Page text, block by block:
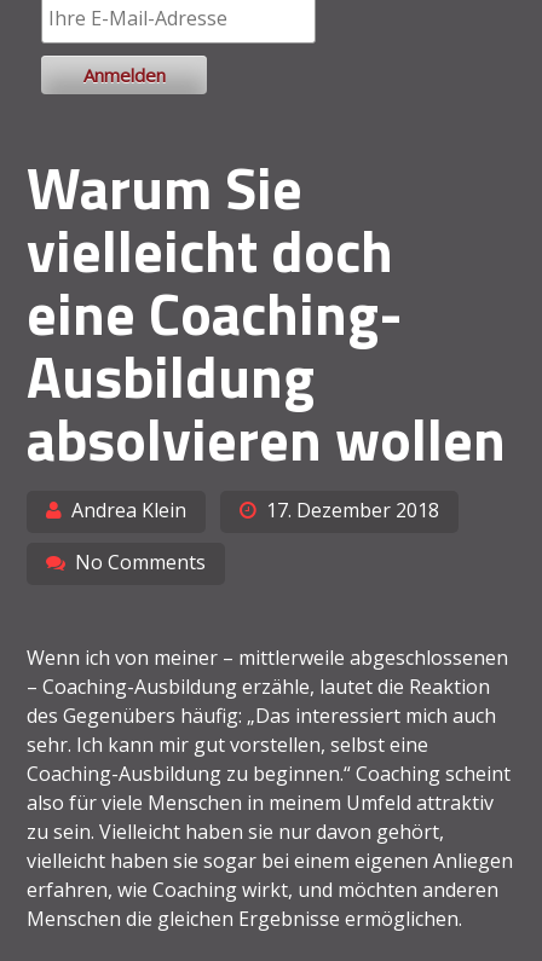
Warum Sie
vielleicht doch
eine Coaching-
Ausbildung
absolvieren wollen
Andrea Klein
17. Dezember 2018
No Comments
Wenn ich von meiner – mittlerweile abgeschlossenen
– Coaching-Ausbildung erzähle, lautet die Reaktion
des Gegenübers häufig: „Das interessiert mich auch
sehr. Ich kann mir gut vorstellen, selbst eine
Coaching-Ausbildung zu beginnen.“ Coaching scheint
also für viele Menschen in meinem Umfeld attraktiv
zu sein. Vielleicht haben sie nur davon gehört,
vielleicht haben sie sogar bei einem eigenen Anliegen
erfahren, wie Coaching wirkt, und möchten anderen
Menschen die gleichen Ergebnisse ermöglichen.